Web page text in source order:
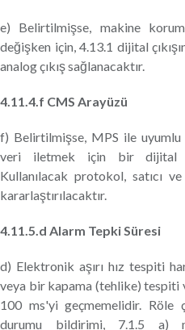
e) Belirtilmişse, makine
değişken için, 4.13.1 dijital
analog çıkış sağlanacaktır.
4.11.4.f CMS Arayüzü
f) Belirtilmişse, MPS ile uyumlu
veri iletmek için bir dijital
Kullanılacak protokol, satıcı ve
kararlaştırılacaktır.
4.11.5.d Alarm Tepki Süresi
d) Elektronik aşırı hız tespiti
veya bir kapama (tehlike) tespiti
100 ms'yi geçmemelidir. Röle
durumu bildirimi, 7.1.5 a)